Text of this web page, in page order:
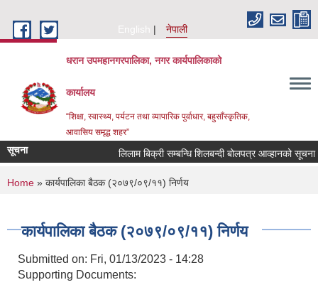
English
नेपाली
धरान उपमहानगरपालिका, नगर कार्यपालिकाको
कार्यालय
“शिक्षा, स्वास्थ्य, पर्यटन तथा व्यापारिक पुर्वाधार, बहुसाँस्कृतिक,
आवासिय समृद्ध शहर”
सूचना लिलाम बिक्री सम्बन्धि शिलबन्दी बोलपत्र आव्हानको सूचना।
You are here
Home » कार्यपालिका बैठक (२०७९/०९/११) निर्णय
कार्यपालिका बैठक (२०७९/०९/११) निर्णय
Submitted on: Fri, 01/13/2023 - 14:28
Supporting Documents: